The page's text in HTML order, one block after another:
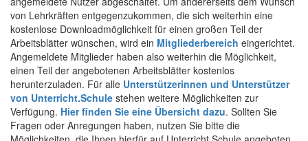
von Lehrkräften entgegenzukommen, die sich weiterhin eine
kostenlose Downloadmöglichkeit für einen großen Teil der
Arbeitsblätter wünschen, wird ein Mitgliederbereich eingerichtet.
Angemeldete Mitglieder haben also weiterhin die Möglichkeit,
einen Teil der angebotenen Arbeitsblätter kostenlos
herunterzuladen. Für alle Unterstützerinnen und Unterstützer
von Unterricht.Schule stehen weitere Möglichkeiten zur
Verfügung. Hier finden Sie eine Übersicht dazu. Sollten Sie
Fragen oder Anregungen haben, nutzen Sie bitte die